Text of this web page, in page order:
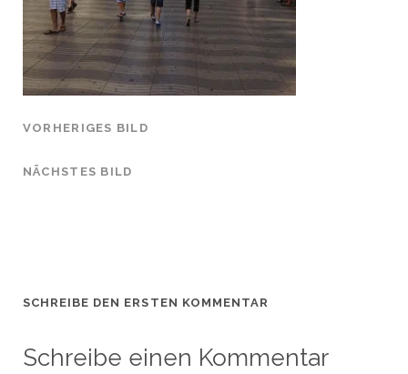
VORHERIGES BILD
NÄCHSTES BILD
SCHREIBE DEN ERSTEN KOMMENTAR
Schreibe einen Kommentar